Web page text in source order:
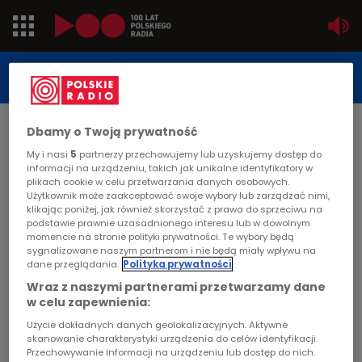
Jedynka
Dwójka
Trójka
Czwórka
PR24
Poland
Kierowcy
Dzieci
POLSKIEGO RADIA
DATA PUBLIKACJI:
STRONA GŁÓWNA>ARTYKUŁ
W krainie Wikingów i Wenedów
STUDIO REPORTAŻU I DOKUMENTU
W krainie Wikingów i Wenedów
Dbamy o Twoją prywatność
My i nasi 5 partnerzy przechowujemy lub uzyskujemy dostęp do
informacji na urządzeniu, takich jak unikalne identyfikatory w
plikach cookie w celu przetwarzania danych osobowych.
Użytkownik może zaakceptować swoje wybory lub zarządzać nimi,
klikając poniżej, jak również skorzystać z prawa do sprzeciwu na
podstawie prawnie uzasadnionego interesu lub w dowolnym
momencie na stronie polityki prywatności. Te wybory będą
sygnalizowane naszym partnerom i nie będą miały wpływu na
dane przeglądania. Polityka prywatności
Wraz z naszymi partnerami przetwarzamy dane
w celu zapewnienia:
Użycie dokładnych danych geolokalizacyjnych. Aktywne
skanowanie charakterystyki urządzenia do celów identyfikacji.
Przechowywanie informacji na urządzeniu lub dostęp do nich.